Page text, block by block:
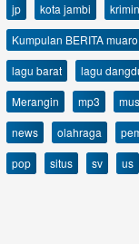
jp
kota jambi
Kumpulan BERITA
lagu barat
lagu
Merangin
mp3
news
olahraga
pop
situs sv us